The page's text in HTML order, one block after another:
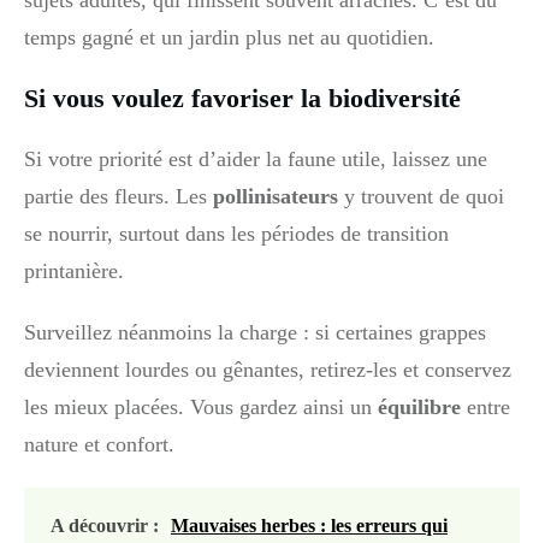
temps gagné et un jardin plus net au quotidien.
Si vous voulez favoriser la biodiversité
Si votre priorité est d’aider la faune utile, laissez une
partie des fleurs. Les pollinisateurs y trouvent de quoi
se nourrir, surtout dans les périodes de transition
printanière.
Surveillez néanmoins la charge : si certaines grappes
deviennent lourdes ou gênantes, retirez-les et conservez
les mieux placées. Vous gardez ainsi un équilibre entre
nature et confort.
A découvrir :
Mauvaises herbes : les erreurs qui